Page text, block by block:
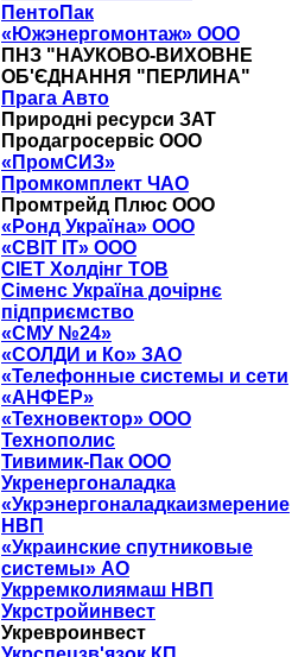
ПентоПак
«Южэнергомонтаж» ООО
ПНЗ "НАУКОВО-ВИХОВНЕ
ОБ'ЄДНАННЯ "ПЕРЛИНА"
Прага Авто
Природні ресурси ЗАТ
Продагросервіс ООО
«ПромСИЗ»
Промкомплект ЧАО
Промтрейд Плюс ООО
«Ронд Україна» ООО
«СВІТ ІТ» ООО
СІЕТ Холдінг ТОВ
Сіменс Україна дочірнє
підприємство
«СМУ №24»
«СОЛДИ и Ко» ЗАО
«Телефонные системы и сети
«АНФЕР»
«Техновектор» ООО
Технополис
Тивимик-Пак ООО
Укренергоналадка
«Укрэнергоналадкаизмерение
НВП
«Украинские спутниковые
системы» АО
Укрремколиямаш НВП
Укрстройинвест
Укревроинвест